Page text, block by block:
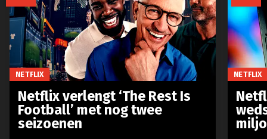
NETFLIX
Netflix verlengt ‘The Rest Is
Football’ met nog twee
seizoenen
NETFLIX